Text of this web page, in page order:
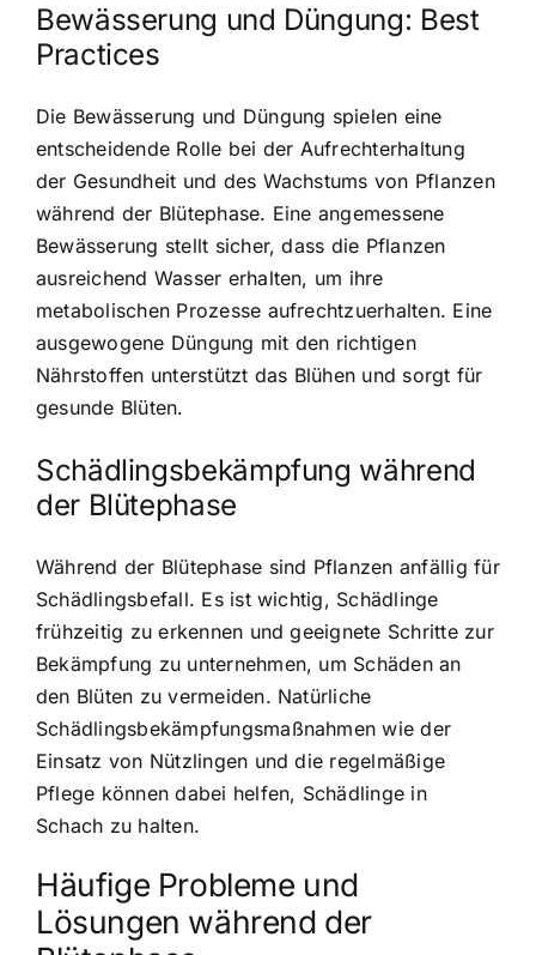
Bewässerung und Düngung: Best
Practices
Die Bewässerung und Düngung spielen eine
entscheidende Rolle bei der Aufrechterhaltung
der Gesundheit und des Wachstums von Pflanzen
während der Blütephase. Eine angemessene
Bewässerung stellt sicher, dass die Pflanzen
ausreichend Wasser erhalten, um ihre
metabolischen Prozesse aufrechtzuerhalten. Eine
ausgewogene Düngung mit den richtigen
Nährstoffen unterstützt das Blühen und sorgt für
gesunde Blüten.
Schädlingsbekämpfung während
der Blütephase
Während der Blütephase sind Pflanzen anfällig für
Schädlingsbefall. Es ist wichtig, Schädlinge
frühzeitig zu erkennen und geeignete Schritte zur
Bekämpfung zu unternehmen, um Schäden an
den Blüten zu vermeiden. Natürliche
Schädlingsbekämpfungsmaßnahmen wie der
Einsatz von Nützlingen und die regelmäßige
Pflege können dabei helfen, Schädlinge in
Schach zu halten.
Häufige Probleme und
Lösungen während der